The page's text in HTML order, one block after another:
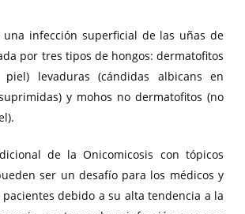
una infección superficial de las uñas de
por tres tipos de hongos: dermatofitos
levaduras (cándidas albicans en
y mohos no dermatofitos (no
de la Onicomicosis con tópicos
ser un desafío para los médicos y
debido a su alta tendencia a la